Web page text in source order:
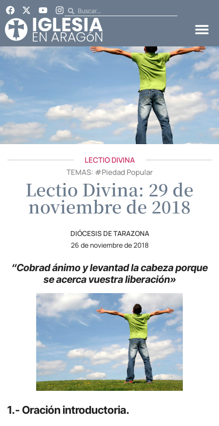
LECTIO DIVINA
TEMAS: #Piedad Popular
Lectio Divina: 29 de
noviembre de 2018
DIÓCESIS DE TARAZONA
26 de noviembre de 2018
“Cobrad ánimo y levantad la cabezaporque
se acerca vuestra liberación»
1.- Oración introductoria.